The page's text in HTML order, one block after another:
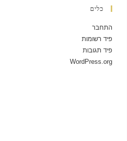
כלים
התחבר
פיד רשומות
פיד תגובות
WordPress.org